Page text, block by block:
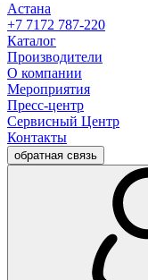
Астана
+7 7172 787-220
Каталог
Производители
О компании
Мероприятия
Пресс-центр
Сервисный Центр
Контакты
обратная связь